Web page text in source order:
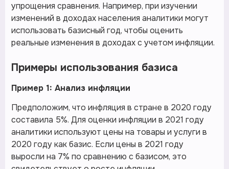
упрощения сравнения. Например, при изучении
изменений в доходах населения аналитики могут
использовать базисный год, чтобы оценить
реальные изменения в доходах с учетом инфляции.
Примеры использования базиса
Пример 1: Анализ инфляции
Предположим, что инфляция в стране в 2020 году
составила 5%. Для оценки инфляции в 2021 году
аналитики используют цены на товары и услуги в
2020 году как базис. Если цены в 2021 году
выросли на 7% по сравнению с базисом, это